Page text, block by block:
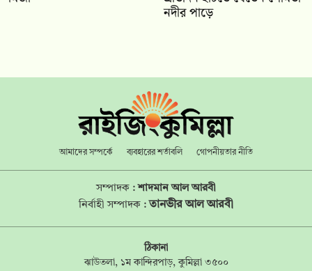
নদীর পাড়ে
আমাদের সম্পর্কে ব্যবহারের শর্তাবলি গোপনীয়তার নীতি
সম্পাদক :শাদমান আল আরবী
নির্বাহী সম্পাদক : তানভীর আল আরবী
ঠিকানা
ঝাউতলা, ১ম কান্দিরপাড়, কুমিল্লা ৩৫০০